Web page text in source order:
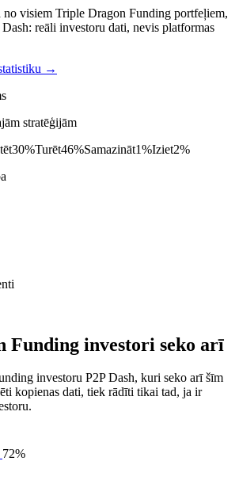
no visiem Triple Dragon Funding portfeļiem,
reāli investoru dati, nevis platformas
→
stratēģijām
30%Turēt46%Samazināt1%Iziet2%
Funding investori seko arī
investoru P2P Dash, kuri seko arī šīm
kopienas dati, tiek rādīti tikai tad, ja ir
72%